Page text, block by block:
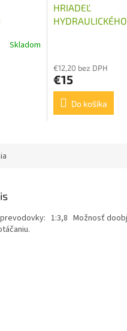
Skladom
HRIADEĽ
HYDRAULICKÉHO
€12,20 bez DPH
€15
Do košíka
1:3,8 Možnosť